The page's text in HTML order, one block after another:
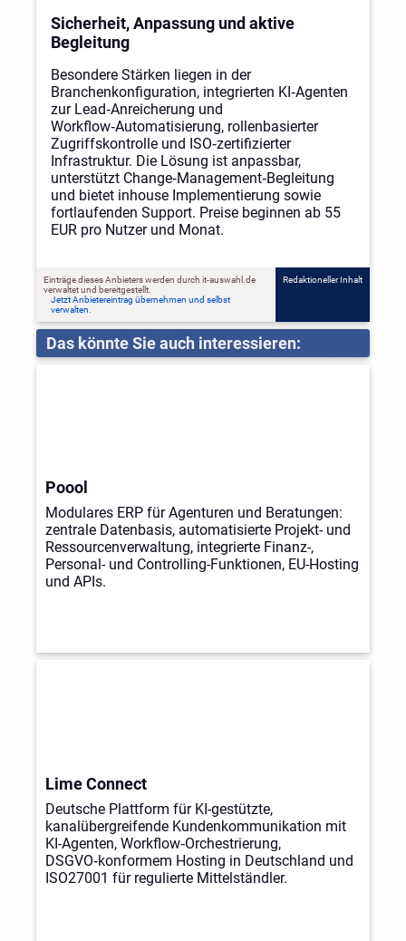
Sicherheit, Anpassung und aktive
Begleitung
Besondere Stärken liegen in der
Branchenkonfiguration, integrierten KI‑Agenten
zur Lead‑Anreicherung und
Workflow‑Automatisierung, rollenbasierter
Zugriffskontrolle und ISO‑zertifizierter
Infrastruktur. Die Lösung ist anpassbar,
unterstützt Change‑Management‑Begleitung
und bietet inhouse Implementierung sowie
fortlaufenden Support. Preise beginnen ab 55
EUR pro Nutzer und Monat.
Einträge dieses Anbieters werden durch it-auswahl.de
verwaltet und bereitgestellt.
Jetzt Anbietereintrag übernehmen und selbst
verwalten.
Redaktioneller Inhalt
Das könnte Sie auch interessieren:
Poool
Modulares ERP für Agenturen und Beratungen:
zentrale Datenbasis, automatisierte Projekt- und
Ressourcenverwaltung, integrierte Finanz-,
Personal- und Controlling-Funktionen, EU-Hosting
und APIs.
Lime Connect
Deutsche Plattform für KI-gestützte,
kanalübergreifende Kundenkommunikation mit
KI-Agenten, Workflow‑Orchestrierung,
DSGVO‑konformem Hosting in Deutschland und
ISO27001 für regulierte Mittelständler.